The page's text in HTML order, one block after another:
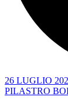
26 LUGLIO
PILASTRO